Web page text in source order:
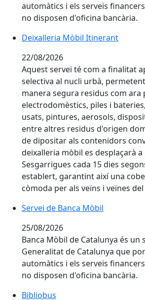
automàtics i els serveis
no disposen d'oficina bancària.
Deixalleria Mòbil Itinerant
22/08/2026
Aquest servei té com a finalitat
selectiva al nucli urbà,
manera segura residus com ara
electrodomèstics, piles i
usats, pintures, aerosols,
entre altres residus d'origen
de dipositar als contenidors
deixalleria mòbil es desplaçarà a
Sesgarrigues cada 15 dies
establert, garantint així una
còmoda per als veïns i veïnes
Servei de Banca Mòbil
25/08/2026
Banca Mòbil de Catalunya és un
Generalitat de Catalunya que
automàtics i els serveis
no disposen d'oficina bancària.
Bibliobus